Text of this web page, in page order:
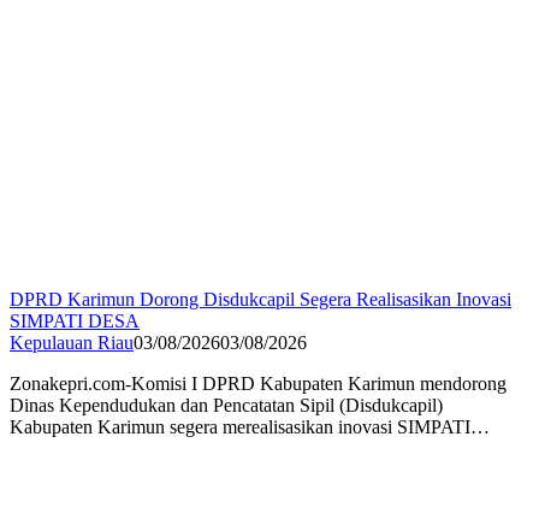
DPRD Karimun Dorong Disdukcapil Segera Realisasikan Inovasi
SIMPATI DESA
Kepulauan Riau03/08/202603/08/2026
Zonakepri.com-Komisi I DPRD Kabupaten Karimun mendorong
Dinas Kependudukan dan Pencatatan Sipil (Disdukcapil)
Kabupaten Karimun segera merealisasikan inovasi SIMPATI…